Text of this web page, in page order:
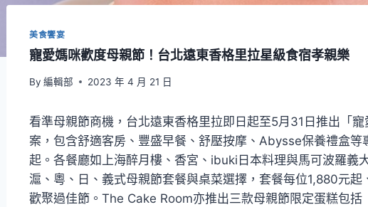
美食饗宴
寵愛媽咪歡度母親節！台北遠東香格里拉星級食宿孝親樂
By 編輯部 2023 年 4 月 21 日
看準母親節商機，台北遠東香格里拉即日起至5月31日推出「
案，包含舒適客房、豐盛早餐、舒壓按摩、Abysse保養禮盒
起。各餐廳如上海醉月樓、香宮、ibuki日本料理與馬可波羅義
滬、粵、日、義式母親節套餐與桌菜選擇，套餐每位1,880元
歡聚過佳節。The Cake Room亦推出三款母親節限定蛋糕包括